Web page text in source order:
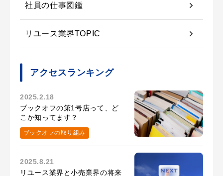
社員の仕事図鑑
リユース業界TOPIC
アクセスランキング
2025.2.18
ブックオフの第1号店って、ど
こか知ってます？
ブックオフの取り組み
2025.8.21
リユース業界と小売業界の将来